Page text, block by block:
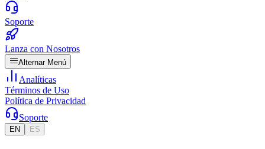
Soporte
Lanza con Nosotros
Alternar Menú
Analíticas
Términos de Uso
Política de Privacidad
Soporte
EN ES